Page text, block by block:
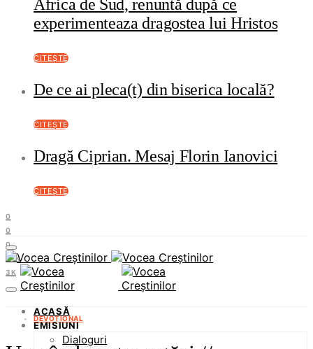
Africa de Sud, renuntă după ce
experimenteaza dragostea lui Hristos
CITEȘTE
De ce ai pleca(t) din biserica locală?
CITEȘTE
Dragă Ciprian. Mesaj Florin Ianovici
CITEȘTE
0
0
0
37K
3K
ACASĂ
EMISIUNI
Dialoguri
DEVOȚIONAL